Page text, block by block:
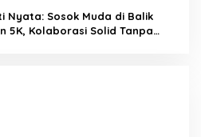
Nyata: Sosok Muda di Balik
5K, Kolaborasi Solid Tanpa